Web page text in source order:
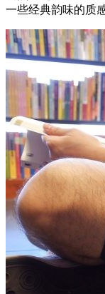
一些经典韵味的质